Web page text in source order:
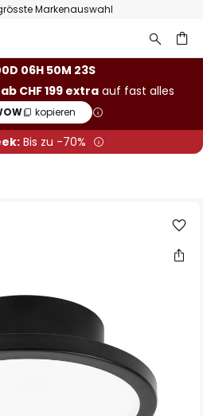
Markenauswahl
06H 50M 23S
ab CHF 199 extra auf fast alles
kopieren
Bis zu -70%